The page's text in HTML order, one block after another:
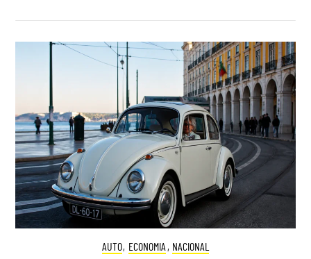
AUTO, ECONOMIA , NACIONAL